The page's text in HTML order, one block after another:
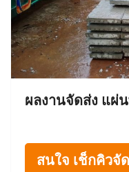
ผลงานจัดส่ง แผ่
สนใจ เช็กคิวจั